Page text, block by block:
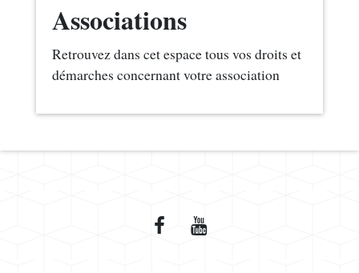
Associations
Retrouvez dans cet espace tous vos droits et
démarches concernant votre association